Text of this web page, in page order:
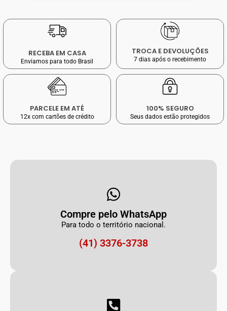
RECEBA EM CASA
Enviamos para todo Brasil
TROCA E DEVOLUÇÕES
7 dias após o recebimento
PARCELE EM ATÉ
12x com cartões de crédito
100% SEGURO
Seus dados estão protegidos
Compre pelo WhatsApp
Para todo o território nacional.
(41) 3376-3738